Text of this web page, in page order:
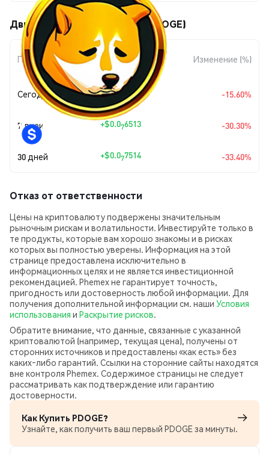
Движения цены Poor Doge (PDOGE)
Период
Изменение
суммы
Изменение (%)
Сегодня +$0.0 2769 -15.60%
7 дней +$0.076513 -30.30%
30 дней +$0.077514 -33.40%
Отказ от ответственности
Цены на криптовалюту подвержены значительным
рыночным рискам и волатильности. Инвестируйте только в
те продукты, которые вам хорошо знакомы и в рисках
которых вы полностью уверены. Информация на этой
странице предоставлена исключительно в
информационных целях и не является инвестиционной
рекомендацией. Phemex не гарантирует точность,
пригодность или достоверность любой информации. Для
получения дополнительной информации см. наши Условия
использования и Раскрытие рисков.
Обратите внимание, что данные, связанные с указанной
криптовалютой (например, текущая цена), получены от
сторонних источников и предоставлены «как есть» без
каких‑либо гарантий. Ссылки на сторонние сайты находятся
вне контроля Phemex. Содержимое страницы не следует
рассматривать как подтверждение или гарантию
достоверности.
Как Купить PDOGE?
Узнайте, как получить ваш первый PDOGE за минуты.